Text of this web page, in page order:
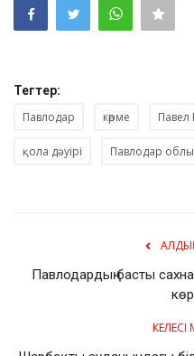
Тегтер:
Павлодар көрме Павел
қола дәуірі Павлодар
Павлодардың басты